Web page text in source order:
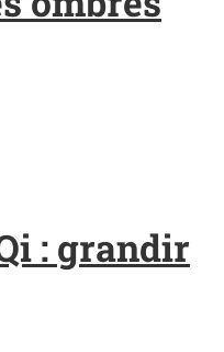
: grandir